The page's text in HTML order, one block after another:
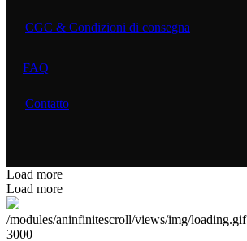
CGC & Condizioni di consegna
FAQ
Contatto
Load more
Load more
/modules/aninfinitescroll/views/img/loading.gif
3000